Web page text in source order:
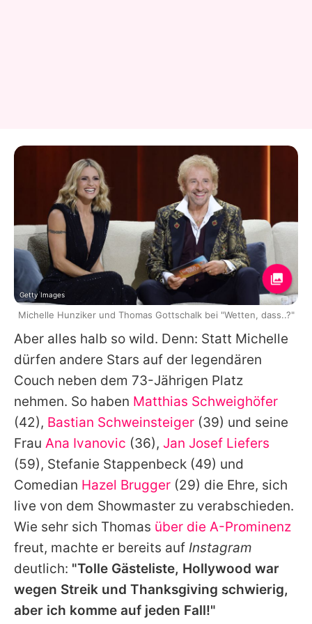
Aber alles halb so wild. Denn: Statt Michelle
dürfen andere Stars auf der legendären
Couch neben dem 73-Jährigen Platz
nehmen. So haben Matthias Schweighöfer
(42), Bastian Schweinsteiger (39) und seine
Frau Ana Ivanovic (36), Jan Josef Liefers
(59), Stefanie Stappenbeck (49) und
Comedian Hazel Brugger (29) die Ehre, sich
live von dem Showmaster zu verabschieden.
Wie sehr sich Thomas über die A-Prominenz
freut, machte er bereits auf Instagram
deutlich: "Tolle Gästeliste, Hollywood war
wegen Streik und Thanksgiving schwierig,
aber ich komme auf jeden Fall!"
Getty Images
Michelle Hunziker und Thomas Gottschalk bei "Wetten, dass..?"